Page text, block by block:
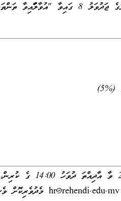
އޮފީހަކުން ދޫކޮށްފައިވާ ލިޔުން ލިބެންނެތް ނަމަ، ރެކްރޫޓްމަންޓް އުޞޫލުގެ ޖަދުވަލު 8 ގައިވާ
މަޤާމަށް އެދި ހުށަހަޅަންޖެހޭ ތަކެތި ހުށަހަޅާނީ 2026 ފެބްރުވަރީ 22 ވާ އާދިއްތަ ދުވަހު 14:00 ގެ ކުރިން،
hr@rehendi.edu.mv މެދުވެރިކޮށް